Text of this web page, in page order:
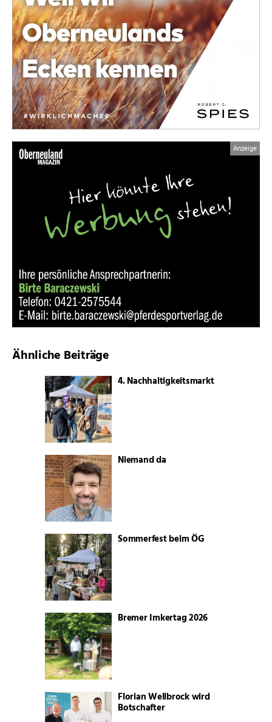
Ähnliche Beiträge
4. Nachhaltigkeitsmarkt
Niemand da
Sommerfest beim ÖG
Bremer Imkertag 2026
Florian Wellbrock wird
Botschafter